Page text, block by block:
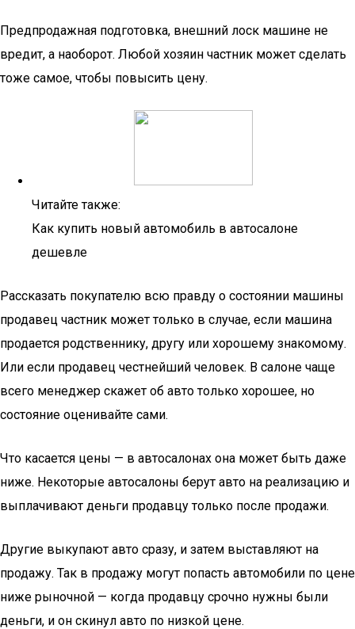
Предпродажная подготовка, внешний лоск машине не
вредит, а наоборот. Любой хозяин частник может сделать
тоже самое, чтобы повысить цену.
Читайте также:
Как купить новый автомобиль в автосалоне
дешевле
Рассказать покупателю всю правду о состоянии машины
продавец частник может только в случае, если машина
продается родственнику, другу или хорошему знакомому.
Или если продавец честнейший человек. В салоне чаще
всего менеджер скажет об авто только хорошее, но
состояние оценивайте сами.
Что касается цены — в автосалонах она может быть даже
ниже. Некоторые автосалоны берут авто на реализацию и
выплачивают деньги продавцу только после продажи.
Другие выкупают авто сразу, и затем выставляют на
продажу. Так в продажу могут попасть автомобили по цене
ниже рыночной — когда продавцу срочно нужны были
деньги, и он скинул авто по низкой цене.